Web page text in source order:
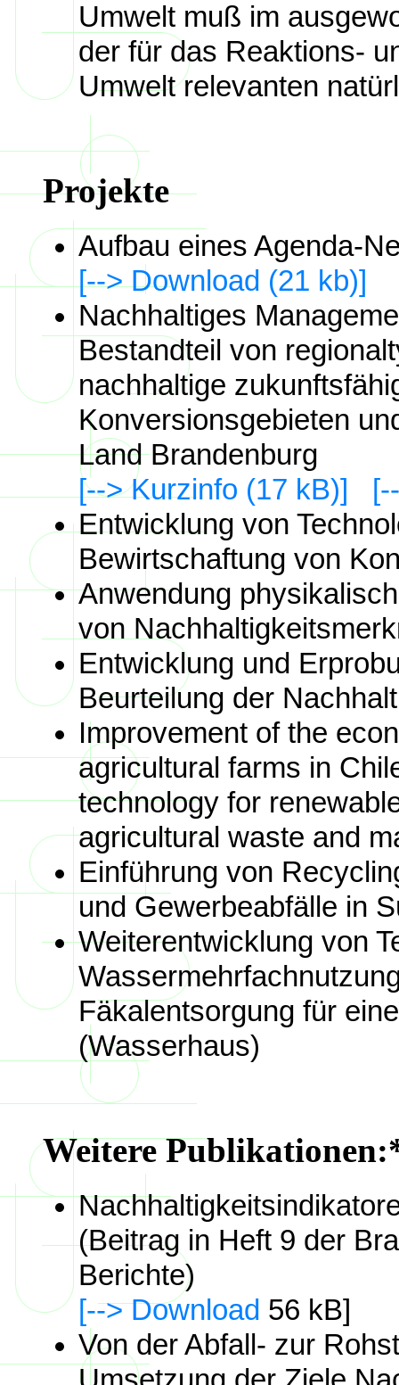
Umwelt muß im
der für das Reaktions-
Umwelt relevanten
Projekte
Aufbau eines Agenda-
[--> Download (21 kb)]
Nachhaltiges
Bestandteil von
nachhaltige
Konversionsgebieten
Land Brandenburg
[--> Kurzinfo (17 kB)]
Entwicklung von
Bewirtschaftung von
Anwendung
von
Entwicklung und
Beurteilung der
Improvement of the
agricultural farms in
technology for
agricultural waste and
Einführung von
und Gewerbeabfälle in
Weiterentwicklung von
Fäkalentsorgung für
(Wasserhaus)
Weitere
(Beitrag in Heft 9 der
Berichte)
[--> Download 56 kB]
Von der Abfall- zur